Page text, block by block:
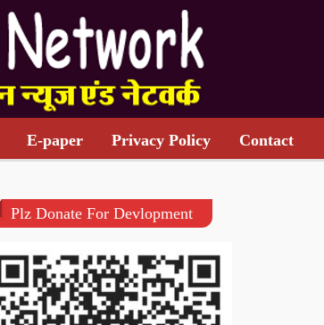
E-paper Privacy Policy Contact
Plz Donate For Devlopment